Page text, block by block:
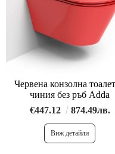
Червена конзолна
чиния без ръб Adda
€447.12
874.49лв.
Виж детайли